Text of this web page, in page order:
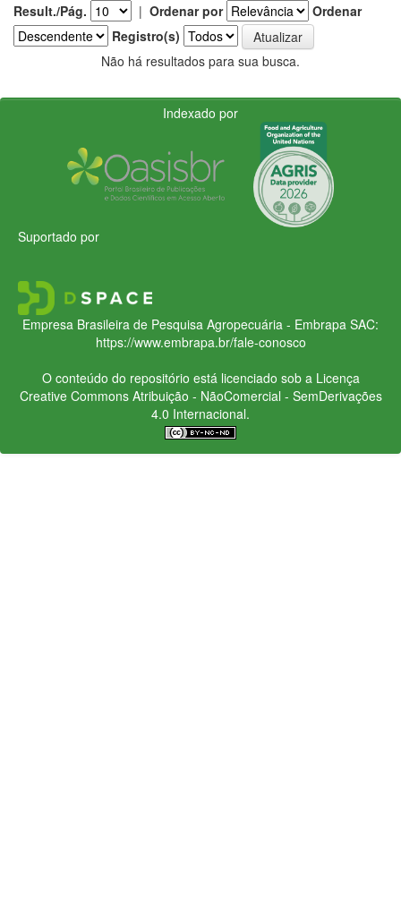
Result./Pág. | Ordenar por
Ordenar
Registro(s)
Não há resultados para sua busca.
Indexado por
Suportado por
Empresa Brasileira de Pesquisa Agropecuária - Embrapa SAC:
https://www.embrapa.br/fale-conosco
O conteúdo do repositório está licenciado sob a Licença
Creative CommonsAtribuição - NãoComercial - SemDerivações
4.0 Internacional.